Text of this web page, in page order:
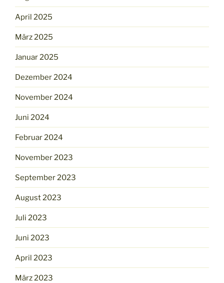
April 2025
März 2025
Januar 2025
Dezember 2024
November 2024
Juni 2024
Februar 2024
November 2023
September 2023
August 2023
Juli 2023
Juni 2023
April 2023
März 2023